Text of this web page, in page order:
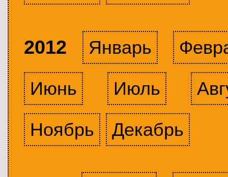
2012 Январь
Июнь
Июль
Ноябрь
Декабрь